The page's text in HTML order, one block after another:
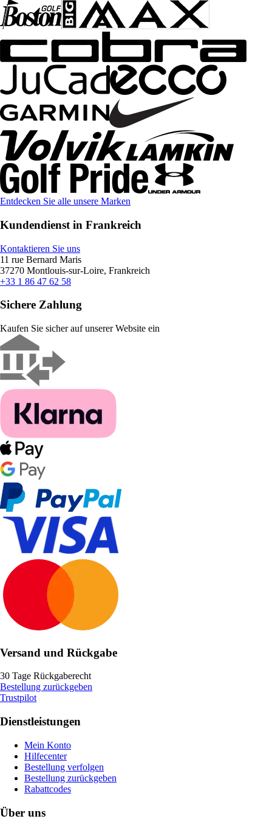
Entdecken Sie alle unsere Marken
Kundendienst in Frankreich
Kontaktieren Sie uns
11 rue Bernard Maris
37270 Montlouis-sur-Loire, Frankreich
+33 1 86 47 62 58
Sichere Zahlung
Kaufen Sie sicher auf unserer Website ein
Versand und Rückgabe
30 Tage Rückgaberecht
Bestellung zurückgeben
Trustpilot
Dienstleistungen
Mein Konto
Hilfecenter
Bestellung verfolgen
Bestellung zurückgeben
Rabattcodes
Über uns